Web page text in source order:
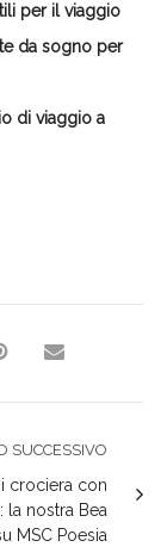
per il viaggio
da sogno per
di viaggio a
SUCCESSIVO
crociera con
la nostra Bea
MSC Poesia